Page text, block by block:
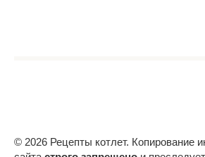
© 2026 Рецепты котлет. Копирование